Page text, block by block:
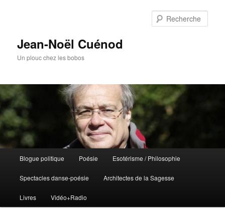
Jean-Noël Cuénod
Un plouc chez les bobos
Aller
au
contenu
Aller
au
contenu
Blogue politique Poésie Esotérisme / Philosophie
Spectacles danse-poésie Architectes de la Sagesse
Livres Vidéo+Radio